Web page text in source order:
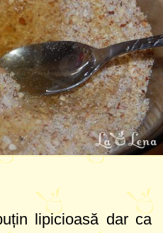
lipicioasă dar ca